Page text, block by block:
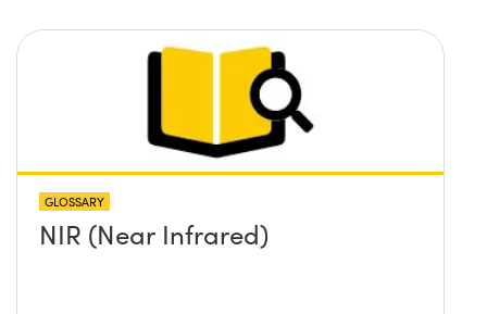
GLOSSARY
NIR (Near Infrared)